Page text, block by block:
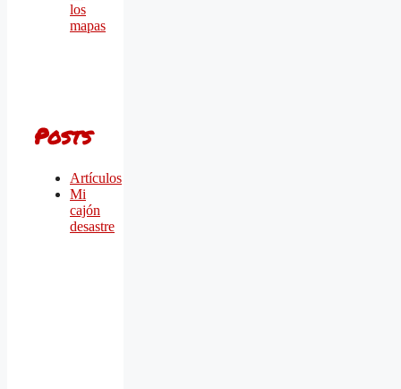
los
mapas
Posts
Artículos
Mi
cajón
desastre